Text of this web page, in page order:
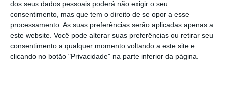
dos seus dados pessoais poderá não exigir o seu
consentimento, mas que tem o direito de se opor a esse
processamento. As suas preferências serão aplicadas apenas a
este website. Você pode alterar suas preferências ou retirar seu
consentimento a qualquer momento voltando a este site e
clicando no botão "Privacidade" na parte inferior da página.
Pode ainda consltar na app MyADSE as novidades
regularmente divulgadas no portal e na newsletter da
ADSE.